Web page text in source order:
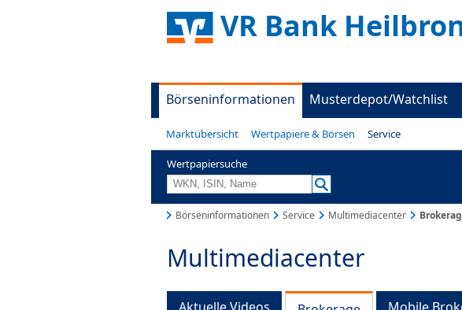
VR Bank
Börseninformationen Musterdepot/Watchlist
Marktübersicht Wertpapiere & Börsen Service
Wertpapiersuche
Börseninformationen Service Multimediacenter
Multimediacenter